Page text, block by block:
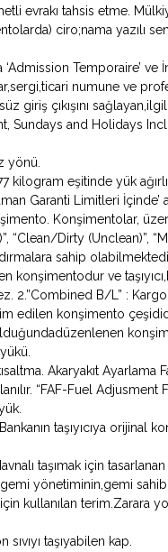
evrakı tahsis etme.
ciro;nama yazılı
‘Admission Temporaire’
numune ve
giriş çıkışını
Sundays and Holidays
yönü.
kilogram eşitinde yük
Garanti Limitleri İçinde’
Konşimentolar,
Dirty (Unclean)”,
sahip
konşimentodur ve
2.”Combined B/L” :
edilen konşimento
Akaryakıt
“FAF-Fuel Adjusment
taşıyıcıya orijinal
taşımak için
yönetiminin,gemi
için kullanılan
sıvıyı taşıyabilen kap.